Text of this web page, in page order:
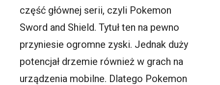
część głównej serii, czyli Pokemon
Sword and Shield. Tytuł ten na pewno
przyniesie ogromne zyski. Jednak duży
potencjał drzemie również w grach na
urządzenia mobilne. Dlatego Pokemon